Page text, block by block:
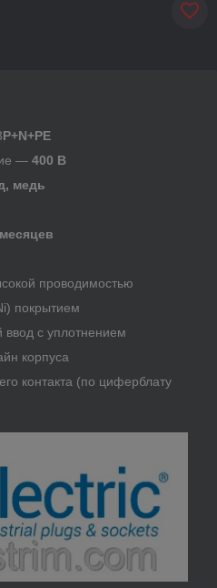
P+N+PE
— 400 В
медь
проводимостью
покрытием
с уплотнением
корпуса
контакта (по циферблату